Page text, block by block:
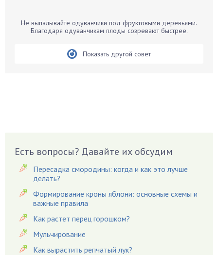
Бархатцы
Вазоны
Вешенки
Виноград
Вишня
Вредители
Гардения
Гацания
Гвоздики
Не выпалывайте одуванчики под фруктовыми деревьями.
Благодаря одуванчикам плоды созревают быстрее.
Показать другой совет
Есть вопросы? Давайте их обсудим
Пересадка смородины: когда и как это лучше
делать?
Формирование кроны яблони: основные схемы и
важные правила
Как растет перец горошком?
Мульчирование
Как вырастить репчатый лук?